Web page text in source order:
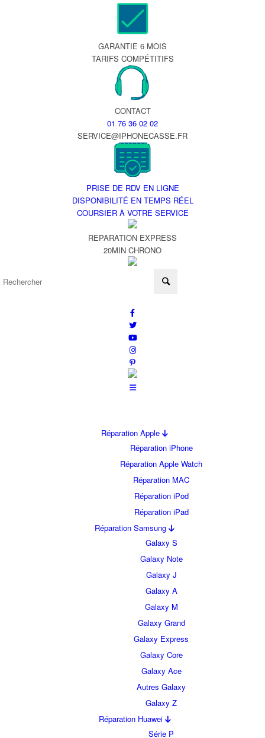
GARANTIE 6 MOIS
TARIFS COMPÉTITIFS
CONTACT
01 76 36 02 02
SERVICE@IPHONECASSE.FR
PRISE DE RDV EN LIGNE
DISPONIBILITÉ EN TEMPS RÉEL
COURSIER À VOTRE SERVICE
REPARATION EXPRESS
20MIN CHRONO
Réparation Apple
Réparation iPhone
Réparation Apple Watch
Réparation MAC
Réparation iPod
Réparation iPad
Réparation Samsung
Galaxy S
Galaxy Note
Galaxy J
Galaxy A
Galaxy M
Galaxy Grand
Galaxy Express
Galaxy Core
Galaxy Ace
Autres Galaxy
Galaxy Z
Réparation Huawei
Série P